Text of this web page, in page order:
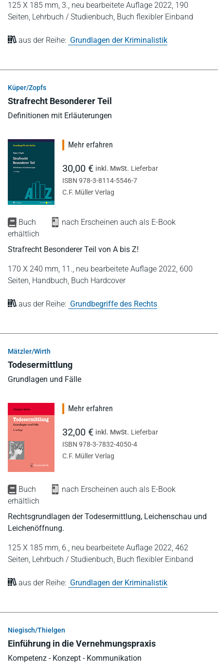
125 X 185 mm, 3., neu bearbeitete Auflage 2022, 190
Seiten, Lehrbuch / Studienbuch, Buch flexibler Einband
aus der Reihe: Grundlagen der Kriminalistik
Küper/Zopfs
Strafrecht Besonderer Teil
Definitionen mit Erläuterungen
Buch
nach Erscheinen auch als E-Book
erhältlich
Strafrecht Besonderer Teil von A bis Z!
170 X 240 mm, 11., neu bearbeitete Auflage 2022, 600
Seiten, Handbuch, Buch Hardcover
aus der Reihe: Grundbegriffe des Rechts
Mehr erfahren
30,00 € inkl. MwSt. Lieferbar
ISBN 978-3-8114-5546-7
C.F. Müller Verlag
Mätzler/Wirth
Todesermittlung
Grundlagen und Fälle
Buch
nach Erscheinen auch als E-Book
erhältlich
Rechtsgrundlagen der Todesermittlung, Leichenschau und
Leichenöffnung.
125 X 185 mm, 6., neu bearbeitete Auflage 2022, 462
Seiten, Lehrbuch / Studienbuch, Buch flexibler Einband
aus der Reihe: Grundlagen der Kriminalistik
Mehr erfahren
32,00 € inkl. MwSt. Lieferbar
ISBN 978-3-7832-4050-4
C.F. Müller Verlag
Niegisch/Thielgen
Einführung in die Vernehmungspraxis
Kompetenz - Konzept - Kommunikation